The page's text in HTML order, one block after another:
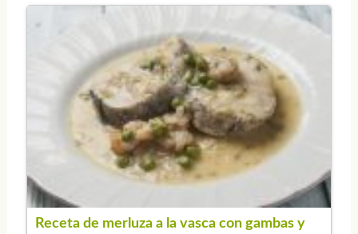
Receta de merluza a la vasca con gambas y